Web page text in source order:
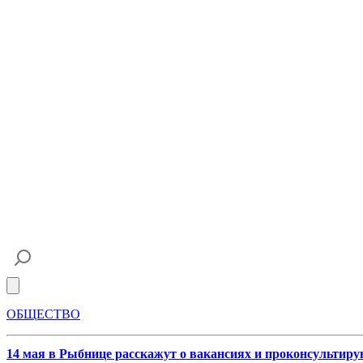
ОБЩЕСТВО
14 мая в Рыбнице расскажут о вакансиях и